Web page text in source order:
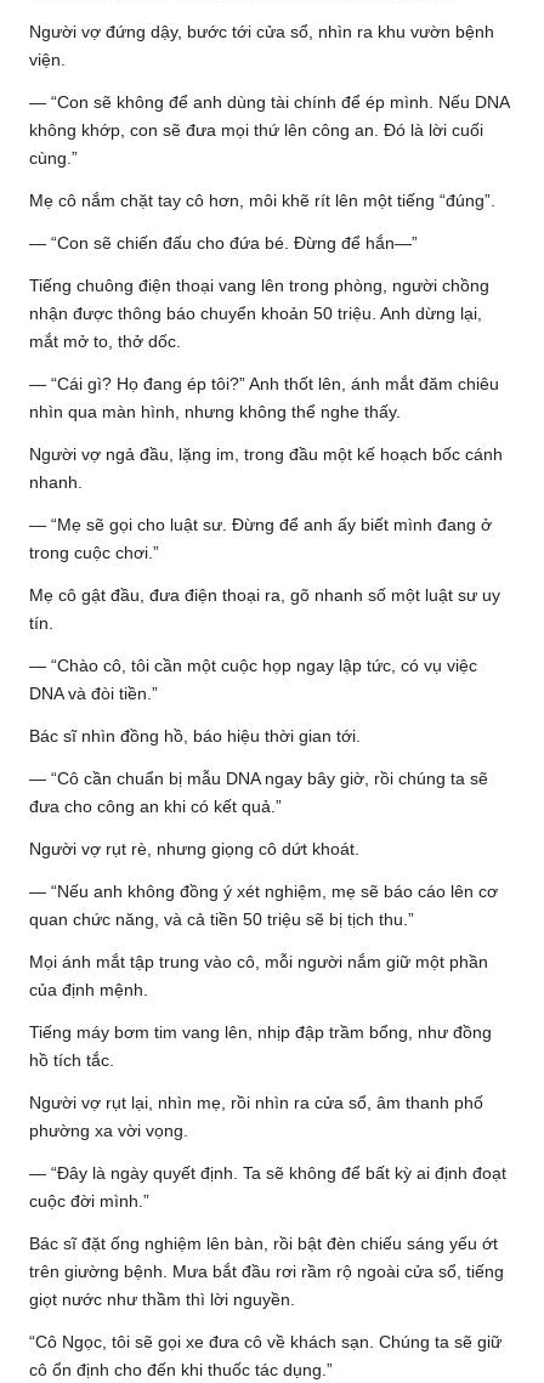
Người vợ đứng dậy, bước tới cửa sổ, nhìn ra khu vườn bệnh
viện.
— “Con sẽ không để anh dùng tài chính để ép mình. Nếu DNA
không khớp, con sẽ đưa mọi thứ lên công an. Đó là lời cuối
cùng.”
Mẹ cô nắm chặt tay cô hơn, môi khẽ rít lên một tiếng “đúng”.
— “Con sẽ chiến đấu cho đứa bé. Đừng để hắn—”
Tiếng chuông điện thoại vang lên trong phòng, người chồng
nhận được thông báo chuyển khoản 50 triệu. Anh dừng lại,
mắt mở to, thở dốc.
— “Cái gì? Họ đang ép tôi?” Anh thốt lên, ánh mắt đăm chiêu
nhìn qua màn hình, nhưng không thể nghe thấy.
Người vợ ngả đầu, lặng im, trong đầu một kế hoạch bốc cánh
nhanh.
— “Mẹ sẽ gọi cho luật sư. Đừng để anh ấy biết mình đang ở
trong cuộc chơi.”
Mẹ cô gật đầu, đưa điện thoại ra, gõ nhanh số một luật sư uy
tín.
— “Chào cô, tôi cần một cuộc họp ngay lập tức, có vụ việc
DNA và đòi tiền.”
Bác sĩ nhìn đồng hồ, báo hiệu thời gian tới.
— “Cô cần chuẩn bị mẫu DNA ngay bây giờ, rồi chúng ta sẽ
đưa cho công an khi có kết quả.”
Người vợ rụt rè, nhưng giọng cô dứt khoát.
— “Nếu anh không đồng ý xét nghiệm, mẹ sẽ báo cáo lên cơ
quan chức năng, và cả tiền 50 triệu sẽ bị tịch thu.”
Mọi ánh mắt tập trung vào cô, mỗi người nắm giữ một phần
của định mệnh.
Tiếng máy bơm tim vang lên, nhịp đập trầm bổng, như đồng
hồ tích tắc.
Người vợ rụt lại, nhìn mẹ, rồi nhìn ra cửa sổ, âm thanh phố
phường xa vời vọng.
— “Đây là ngày quyết định. Ta sẽ không để bất kỳ ai định đoạt
cuộc đời mình.”
Bác sĩ đặt ống nghiệm lên bàn, rồi bật đèn chiếu sáng yếu ớt
trên giường bệnh. Mưa bắt đầu rơi rầm rộ ngoài cửa sổ, tiếng
giọt nước như thầm thì lời nguyền.
“Cô Ngọc, tôi sẽ gọi xe đưa cô về khách sạn. Chúng ta sẽ giữ
cô ổn định cho đến khi thuốc tác dụng.”